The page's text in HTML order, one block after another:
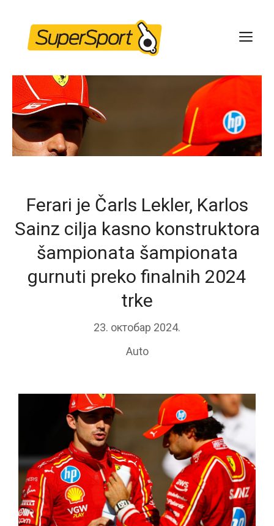
content
Ferari je Čarls Lekler, Karlos
Sainz cilja kasno konstruktora
šampionata šampionata
gurnuti preko finalnih 2024
trke
23. октобар 2024.
Auto